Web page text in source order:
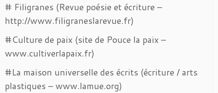
# Filigranes (Revue poésie et écriture –
http://www.filigraneslarevue.fr)
#Culture de paix (site de Pouce la paix –
www.cultiverlapaix.fr)
#La maison universelle des écrits (écriture / arts
plastiques – www.lamue.org)